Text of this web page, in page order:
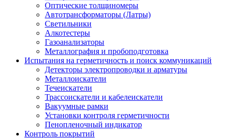
Оптические толщиномеры
Автотрансформаторы (Латры)
Светильники
Алкотестеры
Газоанализаторы
Металлография и пробоподготовка
Испытания на герметичность и поиск коммуникаций
Детекторы электропроводки и арматуры
Металлоискатели
Течеискатели
Трассоискатели и кабелеискатели
Вакуумные рамки
Установки контроля герметичности
Пенопленочный индикатор
Контроль покрытий